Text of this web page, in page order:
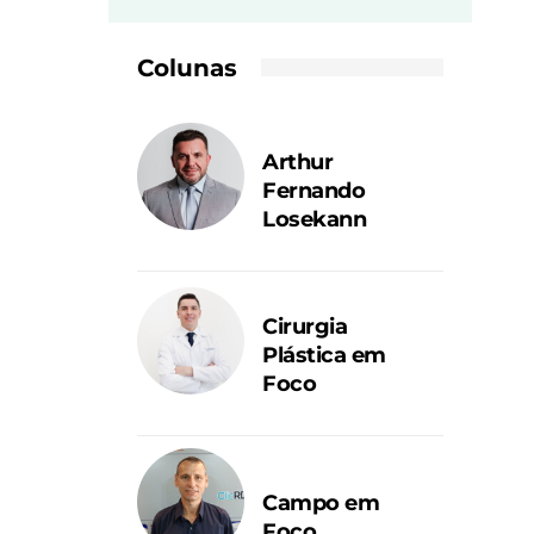
Colunas
Arthur
Fernando
Losekann
Cirurgia
Plástica em
Foco
Campo em